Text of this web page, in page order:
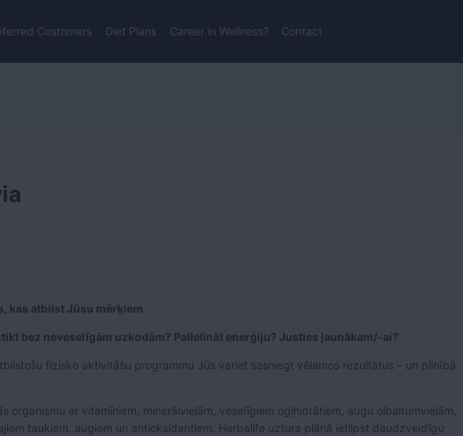
Customers Diet Plans Career in Wellness? Contact
kas atbilst Jūsu mērķiem
bez neveselīgām uzkodām? Palielināt enerģiju? Justies jaunākam/-ai?
fizisko aktivitāšu programmu Jūs variet sasniegt vēlamos rezultātus – un pilnībā
organismu ar vitamīniem, minerālvielām, veselīgiem ogļhidrātiem, augu olbaltumvielām,
taukiem, augiem un antioksidantiem. Herbalife uztura plānā ietilpst daudzveidīgu